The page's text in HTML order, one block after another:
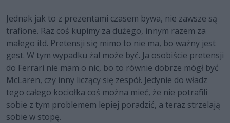
Jednak jak to z prezentami czasem bywa, nie zawsze są
trafione. Raz coś kupimy za dużego, innym razem za
małego itd. Pretensji się mimo to nie ma, bo ważny jest
gest. W tym wypadku żal może być. Ja osobiście pretensji
do Ferrari nie mam o nic, bo to równie dobrze mógł być
McLaren, czy inny liczący się zespół. Jedynie do władz
tego całego kociołka coś można mieć, że nie potrafili
sobie z tym problemem lepiej poradzić, a teraz strzelają
sobie w stopę.